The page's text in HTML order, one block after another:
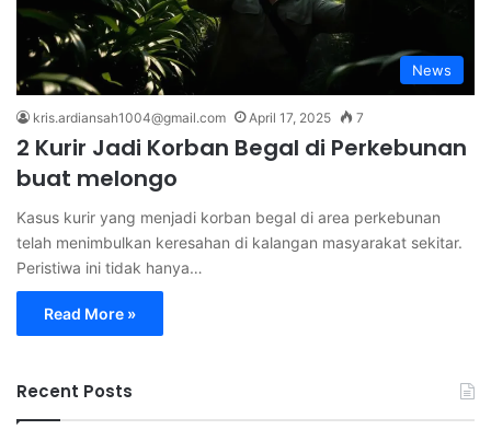
News
kris.ardiansah1004@gmail.com April 17, 2025 7
2 Kurir Jadi Korban Begal di Perkebunan
buat melongo
Kasus kurir yang menjadi korban begal di area perkebunan
telah menimbulkan keresahan di kalangan masyarakat sekitar.
Peristiwa ini tidak hanya…
Read More »
Recent Posts